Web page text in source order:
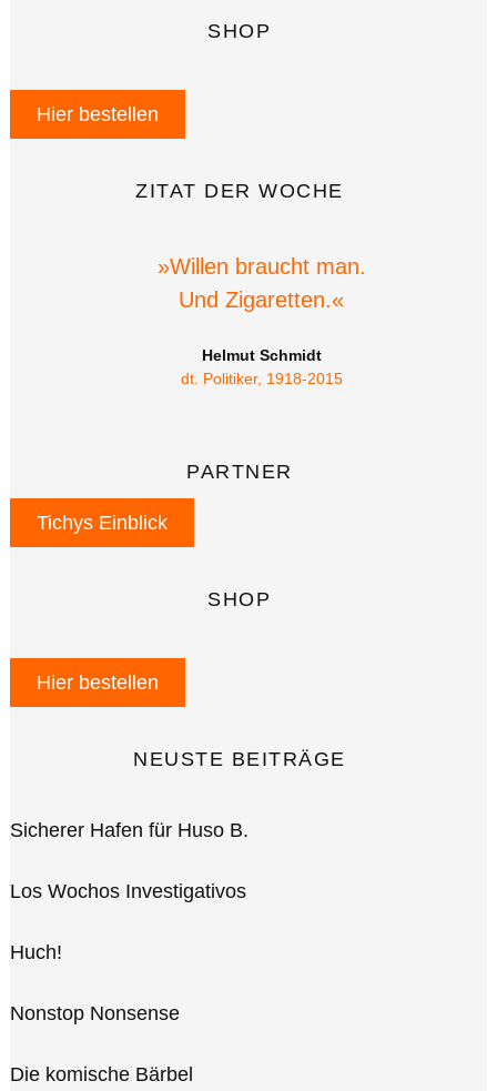
SHOP
Hier bestellen
ZITAT DER WOCHE
»Willen braucht man.
Und Zigaretten.«
Helmut Schmidt
dt. Politiker, 1918-2015
PARTNER
Tichys Einblick
SHOP
Hier bestellen
NEUSTE BEITRÄGE
Sicherer Hafen für Huso B.
Los Wochos Investigativos
Huch!
Nonstop Nonsense
Die komische Bärbel